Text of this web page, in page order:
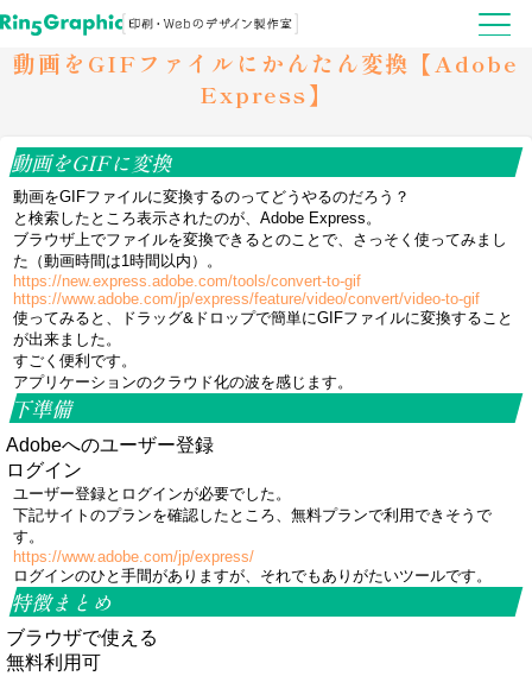
動画をGIFファイルにかんたん変換【Adobe
Express】
動画をGIFに変換
動画をGIFファイルに変換するのってどうやるのだろう？
と検索したところ表示されたのが、Adobe Express。
ブラウザ上でファイルを変換できるとのことで、さっそく使ってみまし
た（動画時間は1時間以内）。
https://new.express.adobe.com/tools/convert-to-gif
https://www.adobe.com/jp/express/feature/video/convert/video-to-gif
使ってみると、ドラッグ&ドロップで簡単にGIFファイルに変換すること
が出来ました。
すごく便利です。
アプリケーションのクラウド化の波を感じます。
下準備
Adobeへのユーザー登録
ログイン
ユーザー登録とログインが必要でした。
下記サイトのプランを確認したところ、無料プランで利用できそうで
す。
https://www.adobe.com/jp/express/
ログインのひと手間がありますが、それでもありがたいツールです。
特徴まとめ
ブラウザで使える
無料利用可